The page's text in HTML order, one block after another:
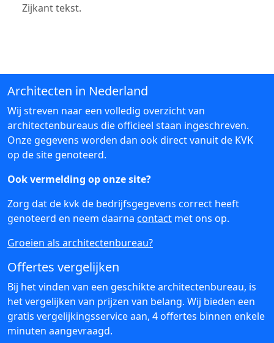
Zijkant tekst.
Architecten in Nederland
Wij streven naar een volledig overzicht van
architectenbureaus die officieel staan ingeschreven.
Onze gegevens worden dan ook direct vanuit de KVK
op de site genoteerd.
Ook vermelding op onze site?
Zorg dat de kvk de bedrijfsgegevens correct heeft
genoteerd en neem daarna contact met ons op.
Groeien als architectenbureau?
Offertes vergelijken
Bij het vinden van een geschikte architectenbureau, is
het vergelijken van prijzen van belang. Wij bieden een
gratis vergelijkingsservice aan, 4 offertes binnen enkele
minuten aangevraagd.